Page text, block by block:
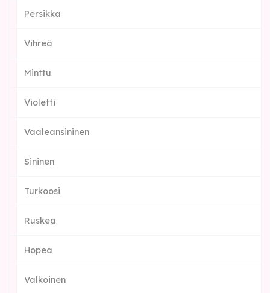
Persikka
Vihreä
Minttu
Violetti
Vaaleansininen
Sininen
Turkoosi
Ruskea
Hopea
Valkoinen